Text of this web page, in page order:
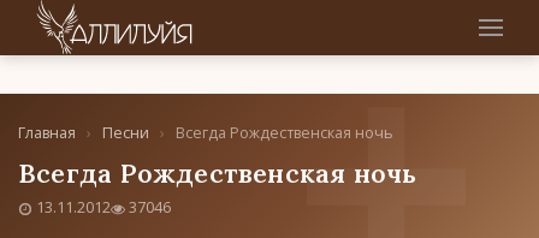
Главная › Песни › Всегда Рождественская ночь
Всегда Рождественская ночь
13.11.2012 37046